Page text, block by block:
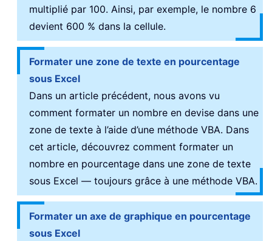
multiplié par 100. Ainsi, par exemple, le nombre 6
devient 600 % dans la cellule.
Formater une zone de texte en pourcentage
sous Excel
Dans un article précédent, nous avons vu
comment formater un nombre en devise dans une
zone de texte à l’aide d’une méthode VBA. Dans
cet article, découvrez comment formater un
nombre en pourcentage dans une zone de texte
sous Excel — toujours grâce à une méthode VBA.
Formater un axe de graphique en pourcentage
sous Excel